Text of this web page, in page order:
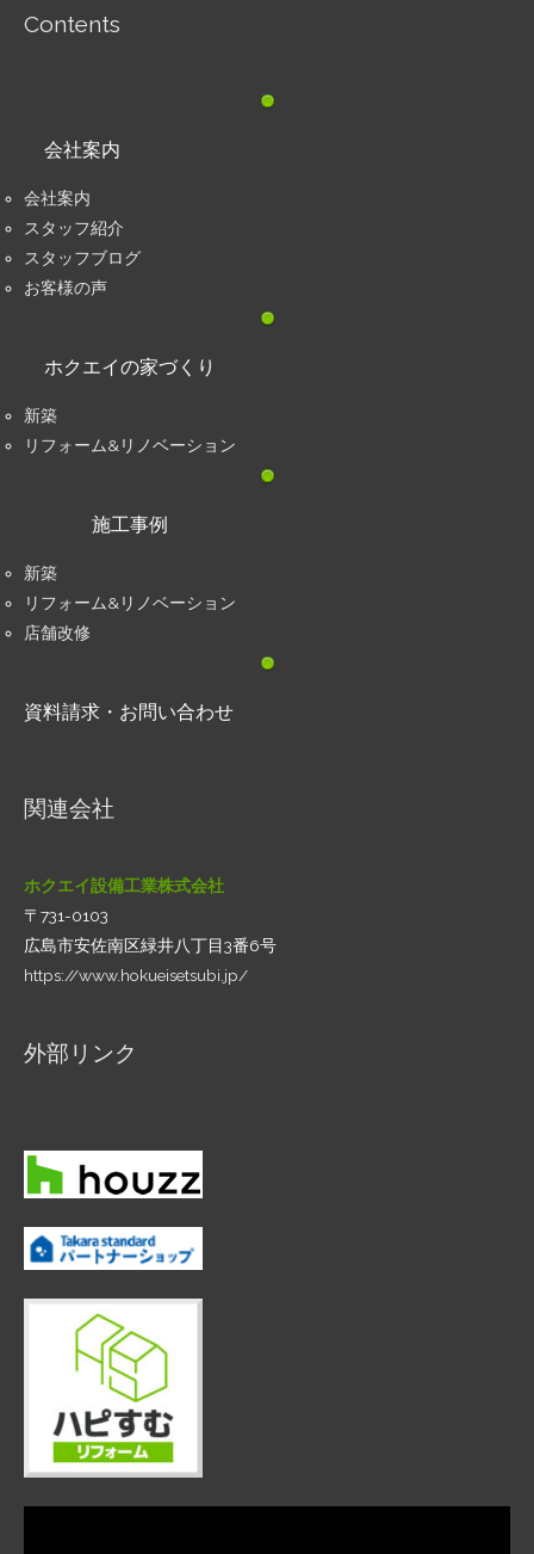
Contents
会社案内
会社案内
スタッフ紹介
スタッフブログ
お客様の声
ホクエイの家づくり
新築
リフォーム&リノベーション
施工事例
新築
リフォーム&リノベーション
店舗改修
資料請求・お問い合わせ
関連会社
ホクエイ設備工業株式会社
〒731-0103
広島市安佐南区緑井八丁目3番6号
https://www.hokueisetsubi.jp/
外部リンク